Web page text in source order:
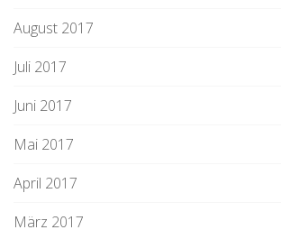
August 2017
Juli 2017
Juni 2017
Mai 2017
April 2017
März 2017